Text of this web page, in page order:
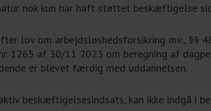
nok kun har haft støttet beskæftigelse
lov om arbejdsløshedsforsikring mv., §§
. 1265 af 30/11 2023 om beregning af
er blevet færdig med uddannelsen.
beskæftigelsesindsats, kan ikke indgå i